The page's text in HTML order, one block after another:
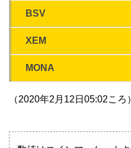
BSV
XEM
MONA
（2020年2月12日05:02ころ）